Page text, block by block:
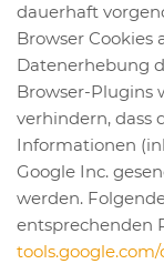
dauerhaft
Browser
Datenerhebung
Browser-Plugins
verhindern, dass
Informationen
Google Inc.
werden.
entsprechenden